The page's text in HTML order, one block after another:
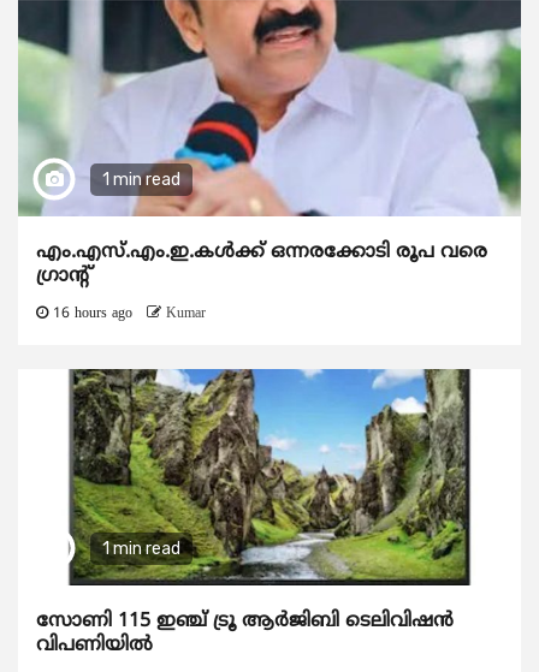
1 min read
എം.എസ്.എം.ഇ.കൾക്ക് ഒന്നരക്കോടി രൂപ വരെ
ഗ്രാന്റ്
16 hours ago Kumar
1 min read
സോണി 115 ഇഞ്ച് ട്രൂ ആർജിബി ടെലിവിഷൻ
വിപണിയിൽ